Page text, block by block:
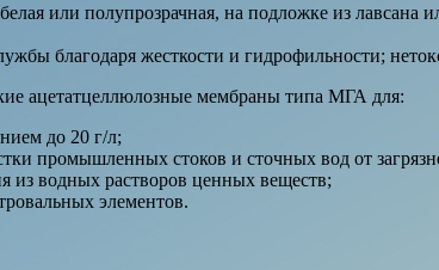
или полупрозрачная, на подложке из лавсана
благодаря жесткости и гидрофильности;
ацетатцеллюлозные мембраны типа МГА для:
до 20 г/л;
промышленных стоков и сточных вод от
водных растворов ценных веществ;
элементов.